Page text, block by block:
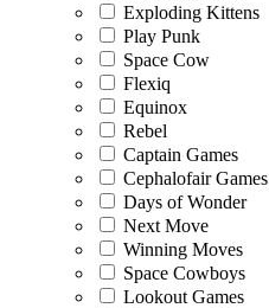
Exploding Kittens
Play Punk
Space Cow
Flexiq
Equinox
Rebel
Captain Games
Cephalofair Games
Days of Wonder
Next Move
Winning Moves
Space Cowboys
Lookout Games